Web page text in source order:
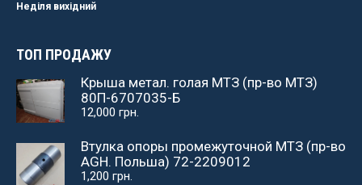
Неділя вихідний
ТОП ПРОДАЖУ
Крыша метал. голая МТЗ (пр-во МТЗ)
80П-6707035-Б
12,000 грн.
Втулка опоры промежуточной МТЗ (пр-во
AGH. Польша) 72-2209012
1,200 грн.